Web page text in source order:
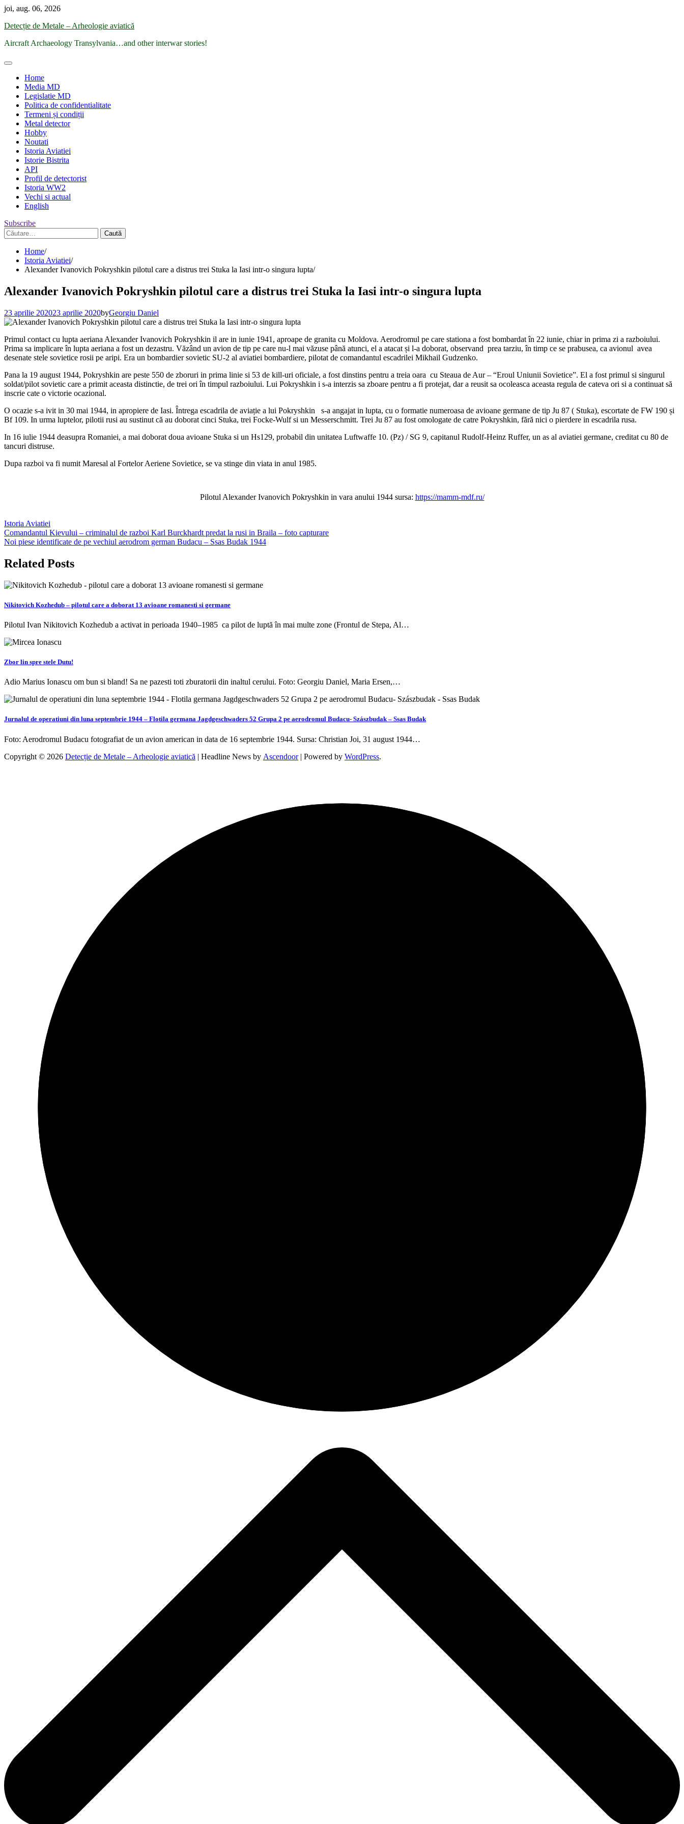
Skip
content
joi, aug. 06, 2026
Detecție de Metale – Arheologie aviatică
Aircraft Archaeology Transylvania…and other interwar stories!
Home
Media MD
Legislatie MD
Politica de confidentialitate
Termeni și condiții
Metal detector
Hobby
Noutati
Istoria Aviatiei
Istorie Bistrita
API
Profil de detectorist
Istoria WW2
Vechi si actual
English
Subscribe
Caută
după:
Home
Istoria Aviatiei
Alexander Ivanovich Pokryshkin pilotul care a distrus trei Stuka la Iasi intr-o singura lupta
Alexander Ivanovich Pokryshkin pilotul care a distrus trei Stuka la Iasi intr-o singura lupta
23 aprilie 202023 aprilie 2020byGeorgiu Daniel
Primul contact cu lupta aeriana Alexander Ivanovich Pokryshkin il are in iunie 1941, aproape de granita cu Moldova. Aerodromul pe care stationa a fost bombardat în 22 iunie, chiar in prima zi a razboiului.
Prima sa implicare în lupta aeriana a fost un dezastru. Văzând un avion de tip pe care nu-l mai văzuse până atunci, el a atacat și l-a doborat, observand prea tarziu, în timp ce se prabusea, ca avionul avea
desenate stele sovietice rosii pe aripi. Era un bombardier sovietic SU-2 al aviatiei bombardiere, pilotat de comandantul escadrilei Mikhail Gudzenko.
Pana la 19 august 1944, Pokryshkin are peste 550 de zboruri in prima linie si 53 de kill-uri oficiale, a fost dinstins pentru a treia oara cu Steaua de Aur – “Eroul Uniunii Sovietice”. El a fost primul si singurul
soldat/pilot sovietic care a primit aceasta distinctie, de trei ori în timpul razboiului. Lui Pokryshkin i s-a interzis sa zboare pentru a fi protejat, dar a reusit sa ocoleasca aceasta regula de cateva ori si a continuat să
inscrie cate o victorie ocazional.
O ocazie s-a ivit in 30 mai 1944, in apropiere de Iasi. Întrega escadrila de aviație a lui Pokryshkin s-a angajat in lupta, cu o formatie numeroasa de avioane germane de tip Ju 87 ( Stuka), escortate de FW 190 și
Bf 109. In urma luptelor, pilotii rusi au sustinut că au doborat cinci Stuka, trei Focke-Wulf si un Messerschmitt. Trei Ju 87 au fost omologate de catre Pokryshkin, fără nici o pierdere in escadrila rusa.
In 16 iulie 1944 deasupra Romaniei, a mai doborat doua avioane Stuka si un Hs129, probabil din unitatea Luftwaffe 10. (Pz) / SG 9, capitanul Rudolf-Heinz Ruffer, un as al aviatiei germane, creditat cu 80 de
tancuri distruse.
Dupa razboi va fi numit Maresal al Fortelor Aeriene Sovietice, se va stinge din viata in anul 1985.
Pilotul Alexander Ivanovich Pokryshkin in vara anului 1944 sursa: https://mamm-mdf.ru/
Istoria Aviatiei
Navigare
în
articole
Comandantul Kievului – criminalul de razboi Karl Burckhardt predat la rusi in Braila – foto capturare
Noi piese identificate de pe vechiul aerodrom german Budacu – Ssas Budak 1944
Related Posts
Nikitovich Kozhedub – pilotul care a doborat 13 avioane romanesti si germane
Pilotul Ivan Nikitovich Kozhedub a activat in perioada 1940–1985 ca pilot de luptă în mai multe zone (Frontul de Stepa, Al…
Zbor lin spre stele Dutu!
Adio Marius Ionascu om bun si bland! Sa ne pazesti toti zburatorii din inaltul cerului. Foto: Georgiu Daniel, Maria Ersen,…
Jurnalul de operatiuni din luna septembrie 1944 – Flotila germana Jagdgeschwaders 52 Grupa 2 pe aerodromul Budacu- Szászbudak – Ssas Budak
Foto: Aerodromul Budacu fotografiat de un avion american in data de 16 septembrie 1944. Sursa: Christian Joi, 31 august 1944…
Copyright © 2026 Detecție de Metale – Arheologie aviatică | Headline News by Ascendoor| Powered by WordPress.